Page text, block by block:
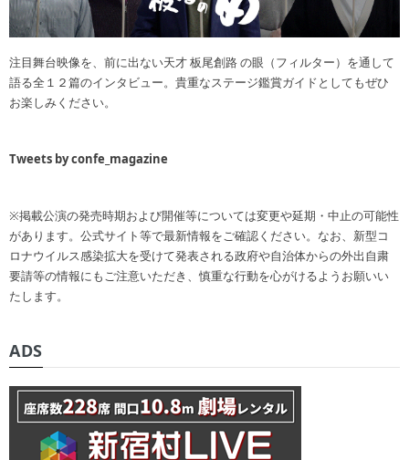
注目舞台映像を、前に出ない天才 板尾創路 の眼（フィルター）を通して
語る全１２篇のインタビュー。貴重なステージ鑑賞ガイドとしてもぜひ
お楽しみください。
Tweets by confe_magazine
※掲載公演の発売時期および開催等については変更や延期・中止の可能性
があります。公式サイト等で最新情報をご確認ください。なお、新型コ
ロナウイルス感染拡大を受けて発表される政府や自治体からの外出自粛
要請等の情報にもご注意いただき、慎重な行動を心がけるようお願いい
たします。
ADS